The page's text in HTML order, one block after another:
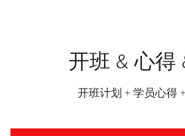
开班 & 心得
开班计划 + 学员心得